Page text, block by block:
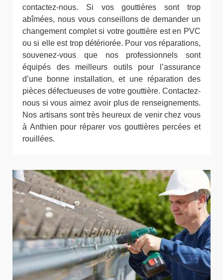
contactez-nous. Si vos gouttières sont trop
abîmées, nous vous conseillons de demander un
changement complet si votre gouttière est en PVC
ou si elle est trop détériorée. Pour vos réparations,
souvenez-vous que nos professionnels sont
équipés des meilleurs outils pour l’assurance
d’une bonne installation, et une réparation des
pièces défectueuses de votre gouttière. Contactez-
nous si vous aimez avoir plus de renseignements.
Nos artisans sont très heureux de venir chez vous
à Anthien pour réparer vos gouttières percées et
rouillées.